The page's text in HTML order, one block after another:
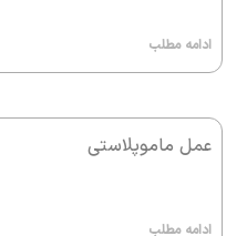
ادامه مطلب
عمل ماموپلاستی
ادامه مطلب